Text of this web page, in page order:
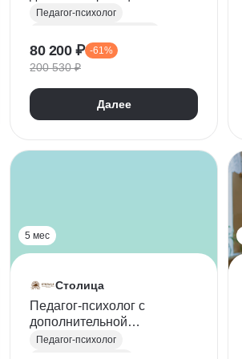
Педагог-психолог
Педагог-психолог
Общая психология
Возрастная психология
Социальная психология
Психология личности
80 200 ₽ -61%
200 530 ₽
Далее
5 мес
Столица
Педагог-психолог с
дополнительной
специализацией в области
Педагог-психолог